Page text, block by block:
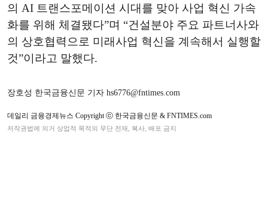
의 AI 트랜스포메이션 시대를 맞아 사업 혁신 가속
화를 위해 체결됐다”며 “건설분야 주요 파트너사와
의 상호협력으로 미래사업 혁신을 계속해서 실행할
것”이라고 말했다.
장호성 한국금융신문 기자 hs6776@fntimes.com
데일리 금융경제뉴스 Copyright ⓒ 한국금융신문 & FNTIMES.com
저작권법에 의거 상업적 목적의 무단 전재, 복사, 배포 금지